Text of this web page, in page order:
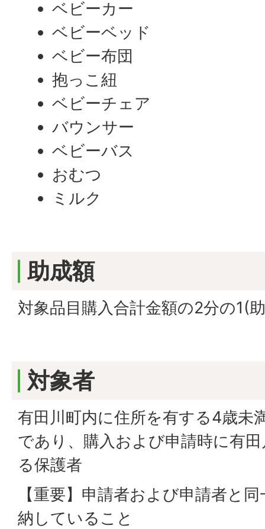
ベビーカー
ベビーベッド
ベビー布団
抱っこ紐
ベビーチェア
バウンサー
ベビーバス
おむつ
ミルク
助成額
対象品目購入合計金額の2分の1(
対象者
有田川町内に住所を有する4歳未
であり、購入および申請時に有
る保護者
【重要】申請者および申請者と
納していること